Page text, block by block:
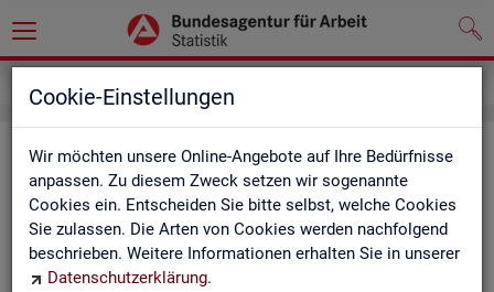
Cookie-Einstellungen
Wir möchten unsere Online-Angebote auf Ihre Bedürfnisse
anpassen. Zu diesem Zweck setzen wir sogenannte
Cookies ein. Entscheiden Sie bitte selbst, welche Cookies
Sie zulassen. Die Arten von Cookies werden nachfolgend
beschrieben. Weitere Informationen erhalten Sie in unserer
Datenschutzerklärung.
Sta­tis­ti­ken nach Re­gio­nen
Auf den fol­gen­den Sei­ten fin­den Sie Land­kar­ten und Ta­bel­len
mit den wich­tigs­ten ak­tu­el­len Eck­wer­ten zum Ar­beits- und
Aus­bil­dungs­markt. Über die Land­kar­ten ge­lan­gen Sie zu den
ent­spre­chen­den Zah­len für die von Ihnen ge­wünsch­te Re­gi­on.